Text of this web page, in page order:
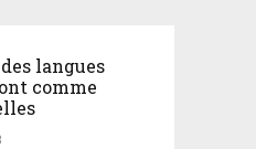
langues
comme